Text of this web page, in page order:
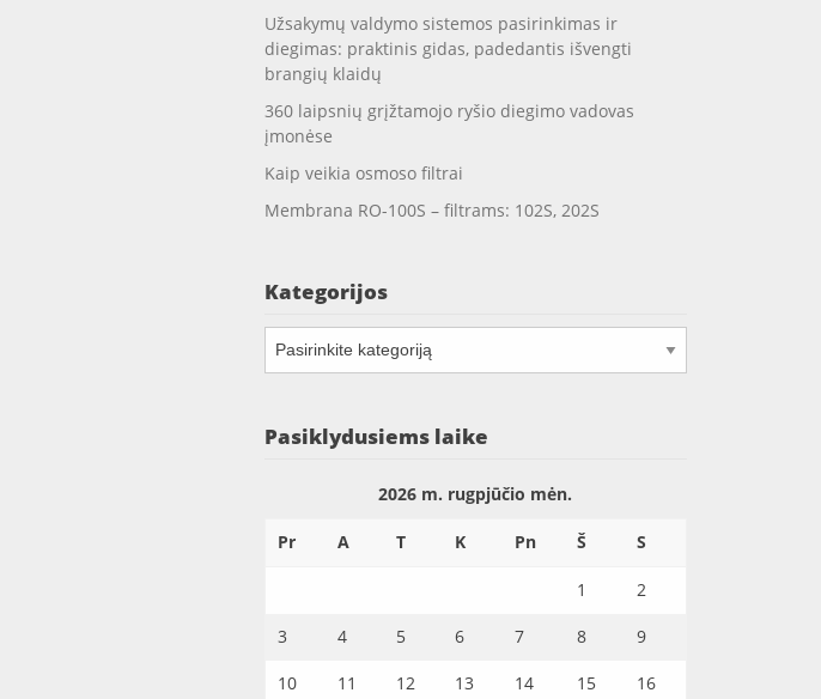
Užsakymų valdymo sistemos pasirinkimas ir
diegimas: praktinis gidas, padedantis išvengti
brangių klaidų
360 laipsnių grįžtamojo ryšio diegimo vadovas
įmonėse
Kaip veikia osmoso filtrai
Membrana RO-100S – filtrams: 102S, 202S
Kategorijos
Kategorijos
Pasiklydusiems laike
2026 m. rugpjūčio mėn.
Pr A T K Pn Š S
1 2
3 4 5 6 7 8 9
10 11 12 13 14 15 16